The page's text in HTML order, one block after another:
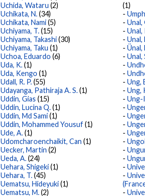
Uchida, Wataru (2)
Uchikata, N.(34)
Uchikata, Nami(5)
Uchiyama, T.(15)
Uchiyama, Takashi(30)
Uchiyama, Taku (1)
Uchoa, Eduardo (6)
Uda, K.(1)
Uda, Kengo (1)
Udall, R. P.(55)
Udayanga, Pathiraja A. S.(1)
Uddin, Gias (15)
Uddin, Lucina Q.(1)
Uddin, Md Sami(1)
Uddin, Mohammed Yousuf(1)
Ude, A.(1)
Udomcharoenchaikit, Can (1)
Uecker, Martin (2)
Ueda, A.(24)
Uehara, Shigeki(1)
Uehara, T.(45)
Uematsu, Hideyuki(1)
Uematsu, M.(2)
(1)
Unal,
Unal,
Ung,
Ung,
Ung-